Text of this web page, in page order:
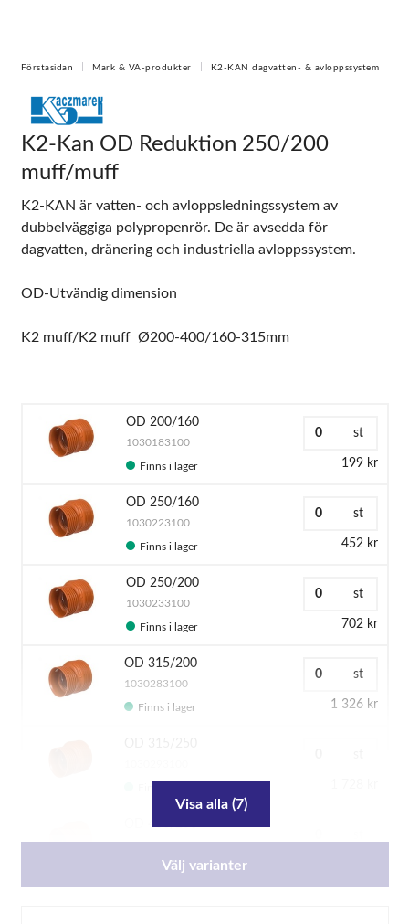
Förstasidan Mark & VA-produkter K2-KAN dagvatten- & avloppssystem
K2-Kan OD Reduktion 250/200
muff/muff
K2-KAN är vatten- och avloppsledningssystem av
dubbelväggiga polypropenrör. De är avsedda för
dagvatten, dränering och industriella avloppssystem.
OD-Utvändig dimension
K2 muff/K2 muff Ø200-400/160-315mm
OD 200/160
1030183100
Finns i lager 199 kr
st
OD 250/160
1030223100
Finns i lager 452 kr
st
OD 250/200
1030233100
Finns i lager 702 kr
st
OD 315/200
1030283100
Finns i lager 1 326 kr
st
OD 400/250
1030353100
Finns i lager
Visa alla (7)
Välj varianter